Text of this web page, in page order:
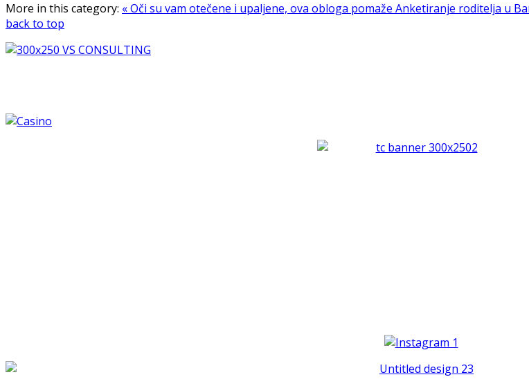
More in this category: « Oči su vam otečene i upaljene, ova obloga pomaže Anketiranje roditelja u
back to top